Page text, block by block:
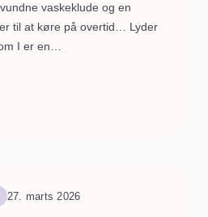
vaskeklude og en
til at køre på overtid… Lyder
I er en…
27. marts 2026